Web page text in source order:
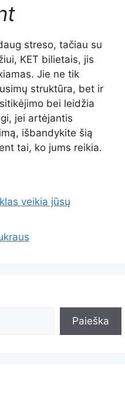
streso, tačiau su
KET bilietais, jis
Jie ne tik
struktūra, bet ir
bei leidžia
jei artėjantis
išbandykite šią
tai, ko jums reikia.
veikia jūsų
Paieška